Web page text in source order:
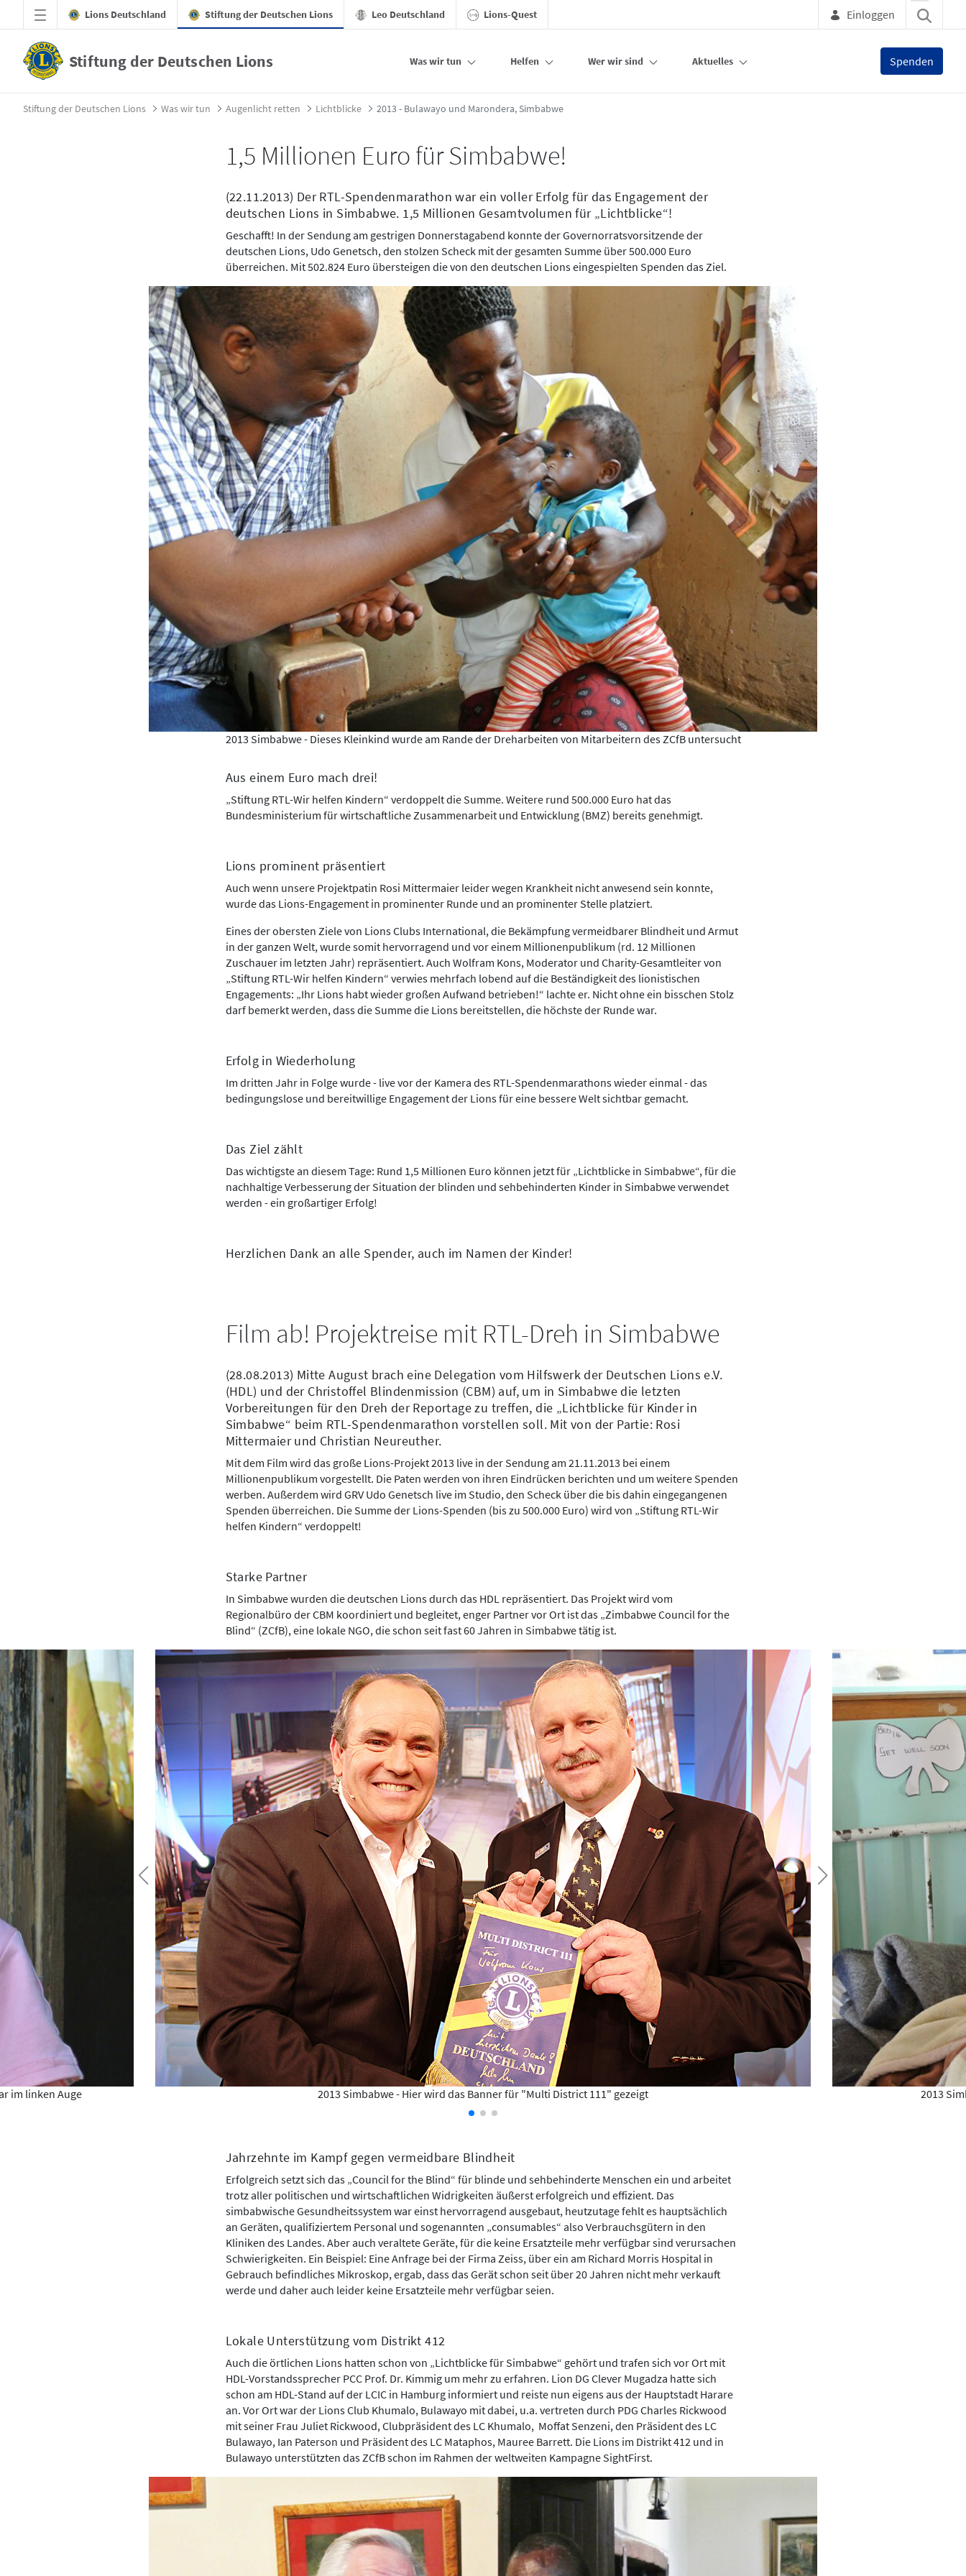
Zum Hauptinhalt springen
Lions Deutschland Stiftung der Deutschen Lions Leo Deutschland Lions-Quest Einloggen
Stiftung der Deutschen Lions Was wir tun Helfen Wer wir sind Aktuelles Spenden
2013 - Bulawayo und Marondera, Simbabwe - Stiftung der Deutschen Lions
Stiftung der Deutschen Lions Was wir tun Augenlicht retten Lichtblicke 2013 - Bulawayo und Marondera, Simbabwe
1,5 Millionen Euro für Simbabwe!
(22.11.2013) Der RTL-Spendenmarathon war ein voller Erfolg für das Engagement der
deutschen Lions in Simbabwe. 1,5 Millionen Gesamtvolumen für „Lichtblicke“!
Geschafft! In der Sendung am gestrigen Donnerstagabend konnte der Governorratsvorsitzende der
deutschen Lions, Udo Genetsch, den stolzen Scheck mit der gesamten Summe über 500.000 Euro
überreichen. Mit 502.824 Euro übersteigen die von den deutschen Lions eingespielten Spenden das Ziel.
2013 Simbabwe - Dieses Kleinkind wurde am Rande der Dreharbeiten von Mitarbeitern des ZCfB untersucht
Aus einem Euro mach drei!
„Stiftung RTL-Wir helfen Kindern“ verdoppelt die Summe. Weitere rund 500.000 Euro hat das
Bundesministerium für wirtschaftliche Zusammenarbeit und Entwicklung (BMZ) bereits genehmigt.
Lions prominent präsentiert
Auch wenn unsere Projektpatin Rosi Mittermaier leider wegen Krankheit nicht anwesend sein konnte,
wurde das Lions-Engagement in prominenter Runde und an prominenter Stelle platziert.
Eines der obersten Ziele von Lions Clubs International, die Bekämpfung vermeidbarer Blindheit und Armut
in der ganzen Welt, wurde somit hervorragend und vor einem Millionenpublikum (rd. 12 Millionen
Zuschauer im letzten Jahr) repräsentiert. Auch Wolfram Kons, Moderator und Charity-Gesamtleiter von
„Stiftung RTL-Wir helfen Kindern“ verwies mehrfach lobend auf die Beständigkeit des lionistischen
Engagements: „Ihr Lions habt wieder großen Aufwand betrieben!“ lachte er. Nicht ohne ein bisschen Stolz
darf bemerkt werden, dass die Summe die Lions bereitstellen, die höchste der Runde war.
Erfolg in Wiederholung
Im dritten Jahr in Folge wurde - live vor der Kamera des RTL-Spendenmarathons wieder einmal - das
bedingungslose und bereitwillige Engagement der Lions für eine bessere Welt sichtbar gemacht.
Das Ziel zählt
Das wichtigste an diesem Tage: Rund 1,5 Millionen Euro können jetzt für „Lichtblicke in Simbabwe“, für die
nachhaltige Verbesserung der Situation der blinden und sehbehinderten Kinder in Simbabwe verwendet
werden - ein großartiger Erfolg!
Herzlichen Dank an alle Spender, auch im Namen der Kinder!
Film ab! Projektreise mit RTL-Dreh in Simbabwe
(28.08.2013) Mitte August brach eine Delegation vom Hilfswerk der Deutschen Lions e.V.
(HDL) und der Christoffel Blindenmission (CBM) auf, um in Simbabwe die letzten
Vorbereitungen für den Dreh der Reportage zu treffen, die „Lichtblicke für Kinder in
Simbabwe“ beim RTL-Spendenmarathon vorstellen soll. Mit von der Partie: Rosi
Mittermaier und Christian Neureuther.
Mit dem Film wird das große Lions-Projekt 2013 live in der Sendung am 21.11.2013 bei einem
Millionenpublikum vorgestellt. Die Paten werden von ihren Eindrücken berichten und um weitere Spenden
werben. Außerdem wird GRV Udo Genetsch live im Studio, den Scheck über die bis dahin eingegangenen
Spenden überreichen. Die Summe der Lions-Spenden (bis zu 500.000 Euro) wird von „Stiftung RTL-Wir
helfen Kindern“ verdoppelt!
Starke Partner
In Simbabwe wurden die deutschen Lions durch das HDL repräsentiert. Das Projekt wird vom
Regionalbüro der CBM koordiniert und begleitet, enger Partner vor Ort ist das „Zimbabwe Council for the
Blind“ (ZCfB), eine lokale NGO, die schon seit fast 60 Jahren in Simbabwe tätig ist.
im linken Auge 2013 Simbabwe - Hier wird das Banner für "Multi District 111" gezeigt 2013
Jahrzehnte im Kampf gegen vermeidbare Blindheit
Erfolgreich setzt sich das „Council for the Blind“ für blinde und sehbehinderte Menschen ein und arbeitet
trotz aller politischen und wirtschaftlichen Widrigkeiten äußerst erfolgreich und effizient. Das
simbabwische Gesundheitssystem war einst hervorragend ausgebaut, heutzutage fehlt es hauptsächlich
an Geräten, qualifiziertem Personal und sogenannten „consumables“ also Verbrauchsgütern in den
Kliniken des Landes. Aber auch veraltete Geräte, für die keine Ersatzteile mehr verfügbar sind verursachen
Schwierigkeiten. Ein Beispiel: Eine Anfrage bei der Firma Zeiss, über ein am Richard Morris Hospital in
Gebrauch befindliches Mikroskop, ergab, dass das Gerät schon seit über 20 Jahren nicht mehr verkauft
werde und daher auch leider keine Ersatzteile mehr verfügbar seien.
Lokale Unterstützung vom Distrikt 412
Auch die örtlichen Lions hatten schon von „Lichtblicke für Simbabwe“ gehört und trafen sich vor Ort mit
HDL-Vorstandssprecher PCC Prof. Dr. Kimmig um mehr zu erfahren. Lion DG Clever Mugadza hatte sich
schon am HDL-Stand auf der LCIC in Hamburg informiert und reiste nun eigens aus der Hauptstadt Harare
an. Vor Ort war der Lions Club Khumalo, Bulawayo mit dabei, u.a. vertreten durch PDG Charles Rickwood
mit seiner Frau Juliet Rickwood, Clubpräsident des LC Khumalo, Moffat Senzeni, den Präsident des LC
Bulawayo, Ian Paterson und Präsident des LC Mataphos, Mauree Barrett. Die Lions im Distrikt 412 und in
Bulawayo unterstützten das ZCfB schon im Rahmen der weltweiten Kampagne SightFirst.